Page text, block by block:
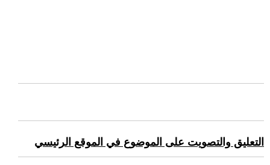
التعليق والتصويت على الموضوع في الموقع الرئيسي